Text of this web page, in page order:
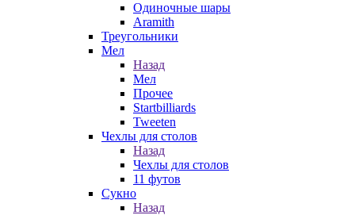
Одиночные шары
Aramith
Треугольники
Мел
Назад
Мел
Прочее
Startbilliards
Tweeten
Чехлы для столов
Назад
Чехлы для столов
11 футов
Сукно
Назад